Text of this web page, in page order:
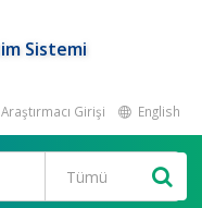
Sistemi
Araştırmacı Girişi English